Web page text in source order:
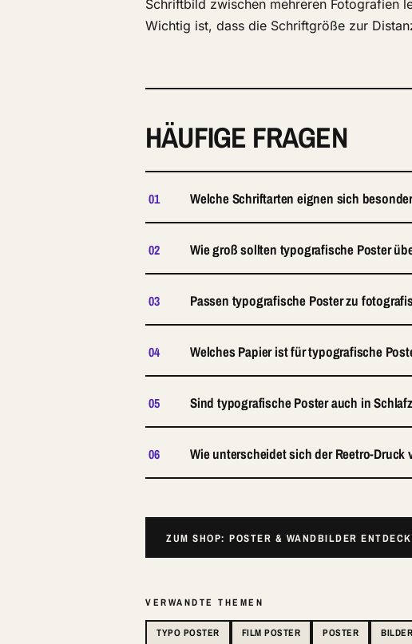
Schriftbild zwischen mehreren Fotografien
Wichtig ist, dass die Schriftgröße zur
HÄUFIGE FRAGEN
01 Welche Schriftarten eignen sich
02 Wie groß sollten typografische Poster
03 Passen typografische Poster zu
04 Welches Papier ist für typografische
05 Sind typografische Poster auch in
06 Wie unterscheidet sich der Reetro-Druck
ZUM SHOP: POSTER & WANDBILDER
VERWANDTE THEMEN
TYPO POSTER FILM POSTER POSTER